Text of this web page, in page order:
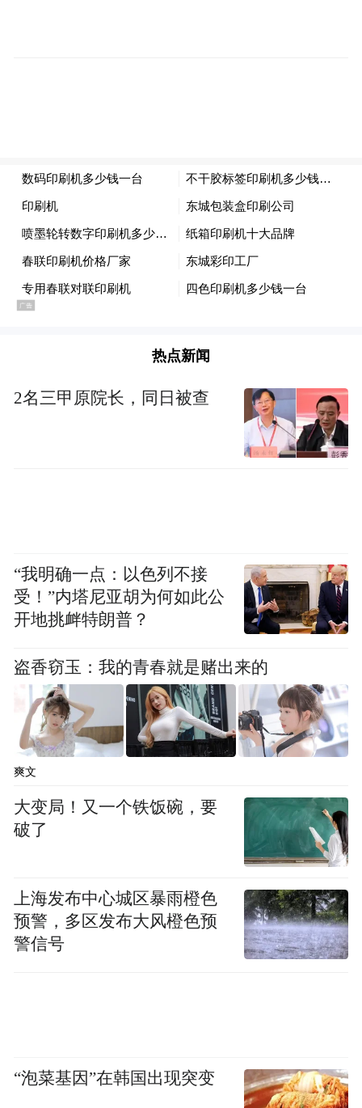
热点新闻
2名三甲原院长，同日被查
“我明确一点：以色列不接
受！”内塔尼亚胡为何如此公
开地挑衅特朗普？
盗香窃玉：我的青春就是赌出来的
爽文
大变局！又一个铁饭碗，要
破了
上海发布中心城区暴雨橙色
预警，多区发布大风橙色预
警信号
“泡菜基因”在韩国出现突变